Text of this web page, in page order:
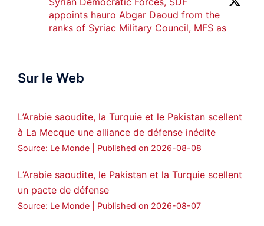
appoints hauro Abgar Daoud from the
ranks of Syriac Military Council, MFS as
ܟܫܝܪܘܬܐ ܒܘܠܝܬܐ ܚܘܪܐ ܐܒܓܪ
Amitiés kurdes de Bretagne a retweeté
MedyaNews @medyanews_ · 24 Jan 2025
statement on Abdullah Öcalan meeting
#AbdullahÖcalan #PeaceProcess
Sur le Web
L’Arabie saoudite, la Turquie et le Pakistan scellent
à La Mecque une alliance de défense inédite
Source: Le Monde Published on 2026-08-08
L’Arabie saoudite, le Pakistan et la Turquie scellent
un pacte de défense
Source: Le Monde Published on 2026-08-07